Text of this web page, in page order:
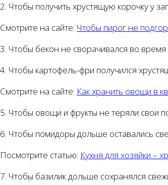
2. Чтобы получить хрустящую корочку у
Смотрите на сайте: Чтобы пирог не
3. Чтобы бекон не сворачивался во
4. Чтобы картофель-фри получился
Смотрите на сайте: Как хранить овощи в
5. Чтобы овощи и фрукты не теряли свои
6. Чтобы помидоры дольше оставались
Посмотрите статью: Кухня для хозяйки –
7. Чтобы базилик дольше сохранялся